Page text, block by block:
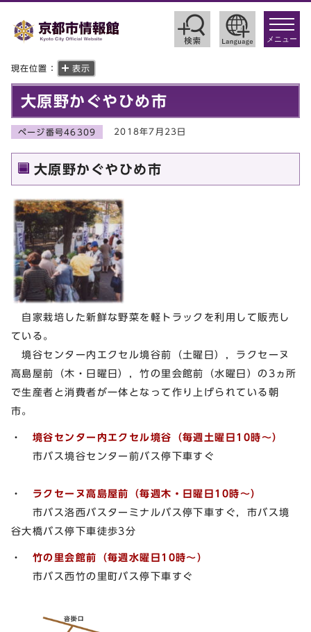
toggle
メニュー
現在位置： 表示
大原野かぐやひめ市
ページ番号46309 2018年7月23日
大原野かぐやひめ市
自家栽培した新鮮な野菜を軽トラックを利用して販売し
ている。
境谷センター内エクセル境谷前（土曜日），ラクセーヌ
高島屋前（木・日曜日），竹の里会館前（水曜日）の3ヵ所
で生産者と消費者が一体となって作り上げられている朝
市。
・ 境谷センター内エクセル境谷（毎週土曜日10時～）
市バス境谷センター前バス停下車すぐ
・ ラクセーヌ高島屋前（毎週木・日曜日10時～）
市バス洛西バスターミナルバス停下車すぐ，市バス境
谷大橋バス停下車徒歩3分
・ 竹の里会館前（毎週水曜日10時～）
市バス西竹の里町バス停下車すぐ